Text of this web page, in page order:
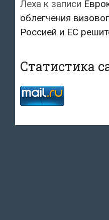
Леха к записи
облегчения
Россией и ЕС
Статистика